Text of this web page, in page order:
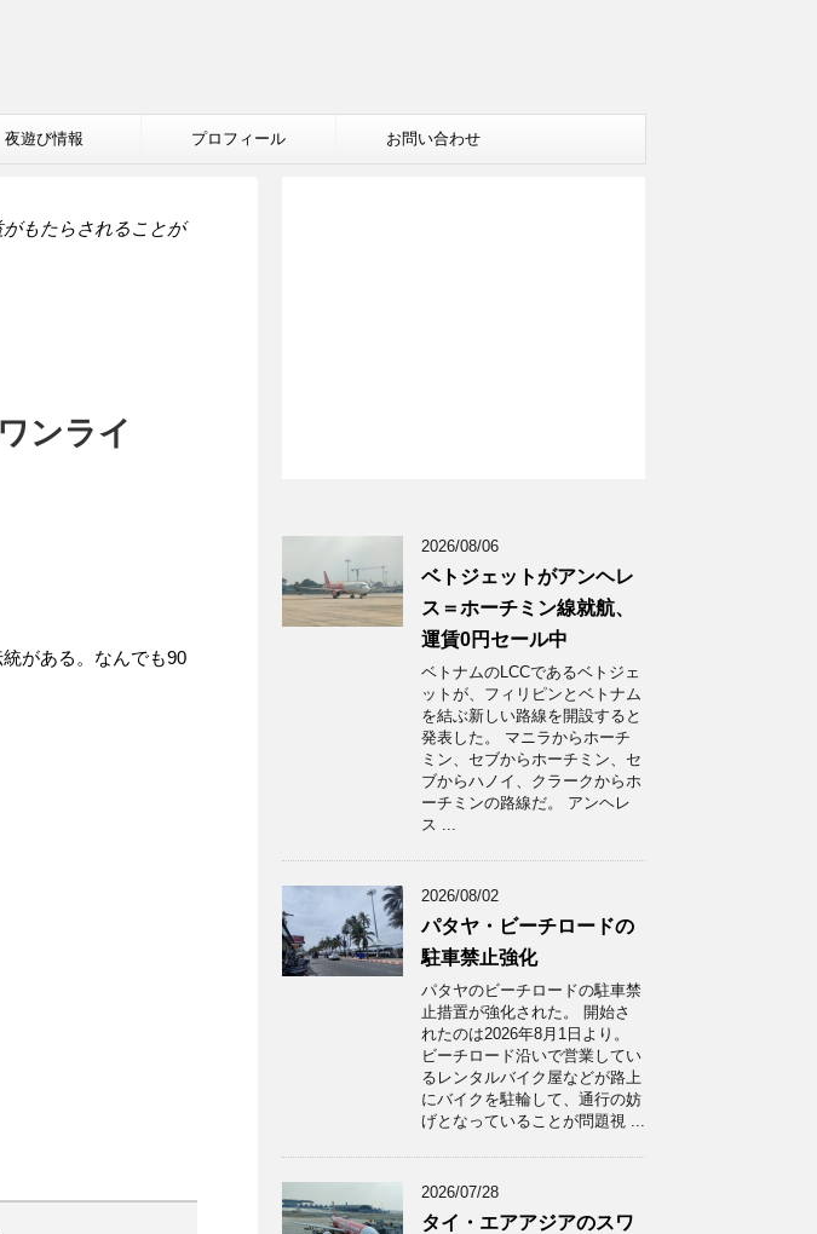
夜遊び情報 プロフィール お問い合わせ
もたらされることが
ンライ
がある。なんでも90
2026/08/06
ベトジェットがアンヘレ
ス＝ホーチミン線就航、
運賃0円セール中
ベトナムのLCCであるベトジェ
ットが、フィリピンとベトナム
を結ぶ新しい路線を開設すると
発表した。 マニラからホーチ
ミン、セブからホーチミン、セ
ブからハノイ、クラークからホ
ーチミンの路線だ。 アンヘレ
ス ...
2026/08/02
パタヤ・ビーチロードの
駐車禁止強化
パタヤのビーチロードの駐車禁
止措置が強化された。 開始さ
れたのは2026年8月1日より。
ビーチロード沿いで営業してい
るレンタルバイク屋などが路上
にバイクを駐輪して、通行の妨
げとなっていることが問題視 ...
2026/07/28
タイ・エアアジアのスワ